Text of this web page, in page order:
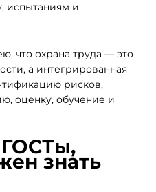
испытаниям и
что охрана труда — это
а интегрированная
рисков,
оценку, обучение и
знать